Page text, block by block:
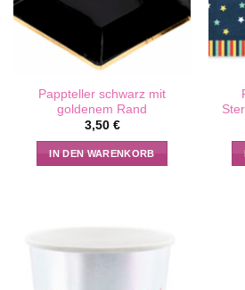
Pappteller schwarz mit
goldenem Rand
3,50 €
IN DEN WARENKORB